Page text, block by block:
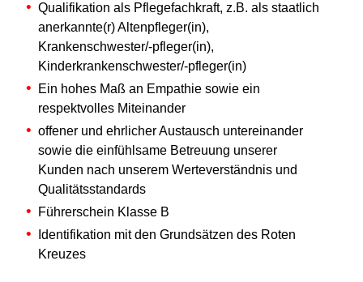
Qualifikation als Pflegefachkraft, z.B. als staatlich
anerkannte(r) Altenpfleger(in),
Krankenschwester/-pfleger(in),
Kinderkrankenschwester/-pfleger(in)
Ein hohes Maß an Empathie sowie ein
respektvolles Miteinander
offener und ehrlicher Austausch untereinander
sowie die einfühlsame Betreuung unserer
Kunden nach unserem Werteverständnis und
Qualitätsstandards
Führerschein Klasse B
Identifikation mit den Grundsätzen des Roten
Kreuzes